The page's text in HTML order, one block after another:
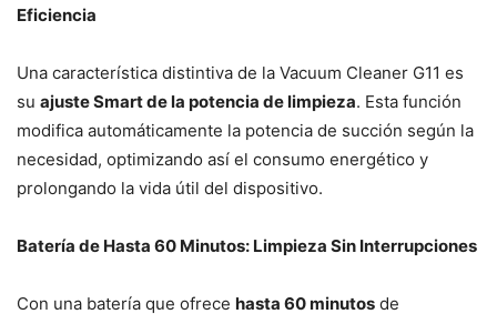
Eficiencia
Una característica distintiva de la Vacuum Cleaner G11 es
su ajuste Smart de la potencia de limpieza. Esta función
modifica automáticamente la potencia de succión según la
necesidad, optimizando así el consumo energético y
prolongando la vida útil del dispositivo.
Batería de Hasta 60 Minutos: Limpieza Sin Interrupciones
Con una batería que ofrece hasta 60 minutos de